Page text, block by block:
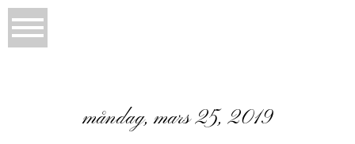
måndag, mars 25, 2019